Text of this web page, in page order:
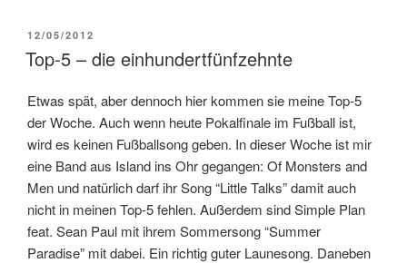
VERÖFFENTLICHT
AM
12/05/2012
Top-5 – die einhundertfünfzehnte
Etwas spät, aber dennoch hier kommen sie meine Top-5
der Woche. Auch wenn heute Pokalfinale im Fußball ist,
wird es keinen Fußballsong geben. In dieser Woche ist mir
eine Band aus Island ins Ohr gegangen: Of Monsters and
Men und natürlich darf ihr Song “Little Talks” damit auch
nicht in meinen Top-5 fehlen. Außerdem sind Simple Plan
feat. Sean Paul mit ihrem Sommersong “Summer
Paradise” mit dabei. Ein richtig guter Launesong. Daneben